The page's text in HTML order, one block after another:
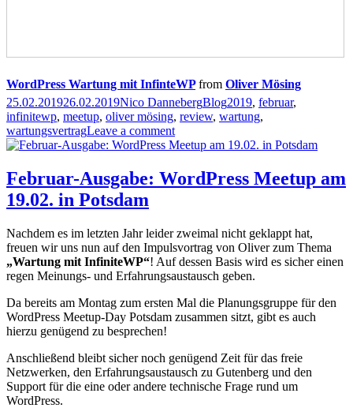
WordPress Wartung mit InfinteWP from Oliver Mösing
Veröffentlicht
am
25.02.201926.02.2019Autor
Nico DannebergKategorien
BlogSchlagwörter
2019, februar,
infinitewp, meetup, oliver mösing, review, wartung,
wartungsvertragLeave a comment
Februar-Ausgabe: WordPress Meetup am
19.02. in Potsdam
Nachdem es im letzten Jahr leider zweimal nicht geklappt hat,
freuen wir uns nun auf den Impulsvortrag von Oliver zum Thema
„Wartung mit InfiniteWP“! Auf dessen Basis wird es sicher einen
regen Meinungs- und Erfahrungsaustausch geben.
Da bereits am Montag zum ersten Mal die Planungsgruppe für den
WordPress Meetup-Day Potsdam zusammen sitzt, gibt es auch
hierzu genügend zu besprechen!
Anschließend bleibt sicher noch genügend Zeit für das freie
Netzwerken, den Erfahrungsaustausch zu Gutenberg und den
Support für die eine oder andere technische Frage rund um
WordPress.